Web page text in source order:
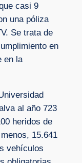
casi 9
una póliza
Se trata de
en
en la
al año 723
heridos de
15.641
vehículos